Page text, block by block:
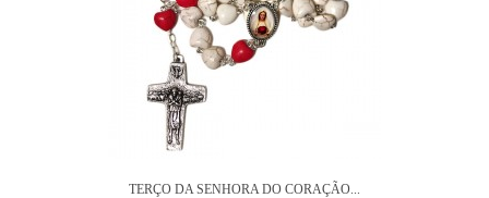
TERÇO DA SENHORA DO CORAÇÃO...